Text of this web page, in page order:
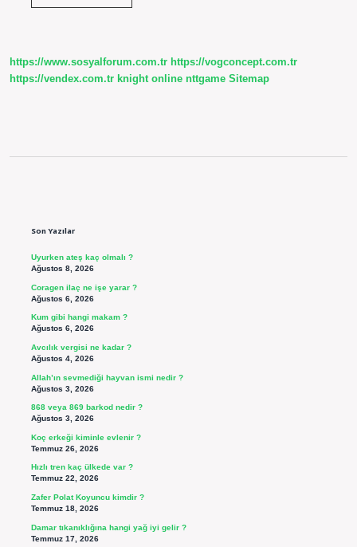
https://www.sosyalforum.com.tr https://vogconcept.com.tr
https://vendex.com.tr knight online nttgame Sitemap
Son Yazılar
Uyurken ateş kaç olmalı ?
Ağustos 8, 2026
Coragen ilaç ne işe yarar ?
Ağustos 6, 2026
Kum gibi hangi makam ?
Ağustos 6, 2026
Avcılık vergisi ne kadar ?
Ağustos 4, 2026
Allah’ın sevmediği hayvan ismi nedir ?
Ağustos 3, 2026
868 veya 869 barkod nedir ?
Ağustos 3, 2026
Koç erkeği kiminle evlenir ?
Temmuz 26, 2026
Hızlı tren kaç ülkede var ?
Temmuz 22, 2026
Zafer Polat Koyuncu kimdir ?
Temmuz 18, 2026
Damar tıkanıklığına hangi yağ iyi gelir ?
Temmuz 17, 2026